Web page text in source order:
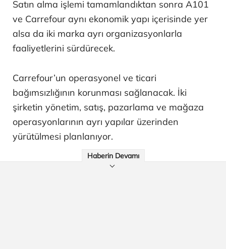
Satın alma işlemi tamamlandıktan sonra A101
ve Carrefour aynı ekonomik yapı içerisinde yer
alsa da iki marka ayrı organizasyonlarla
faaliyetlerini sürdürecek.
Carrefour’un operasyonel ve ticari
bağımsızlığının korunması sağlanacak. İki
şirketin yönetim, satış, pazarlama ve mağaza
operasyonlarının ayrı yapılar üzerinden
yürütülmesi planlanıyor.
Haberin Devamı